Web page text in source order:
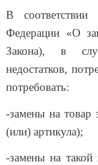
В
Федерации «О
Закона), в
недостатков,
потребовать:
-замены на
(или) артикула);
-замены на